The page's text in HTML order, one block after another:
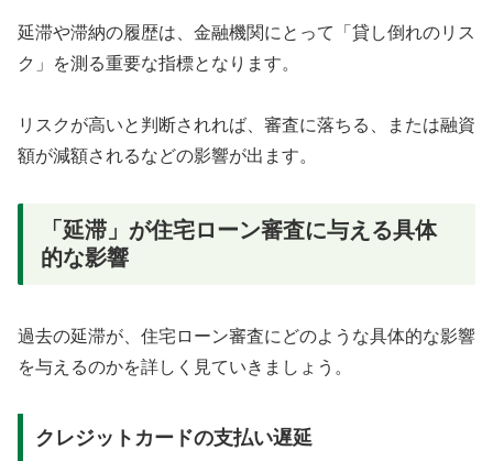
延滞や滞納の履歴は、金融機関にとって「貸し倒れのリス
ク」を測る重要な指標となります。
リスクが高いと判断されれば、審査に落ちる、または融資
額が減額されるなどの影響が出ます。
「延滞」が住宅ローン審査に与える具体
的な影響
過去の延滞が、住宅ローン審査にどのような具体的な影響
を与えるのかを詳しく見ていきましょう。
クレジットカードの支払い遅延